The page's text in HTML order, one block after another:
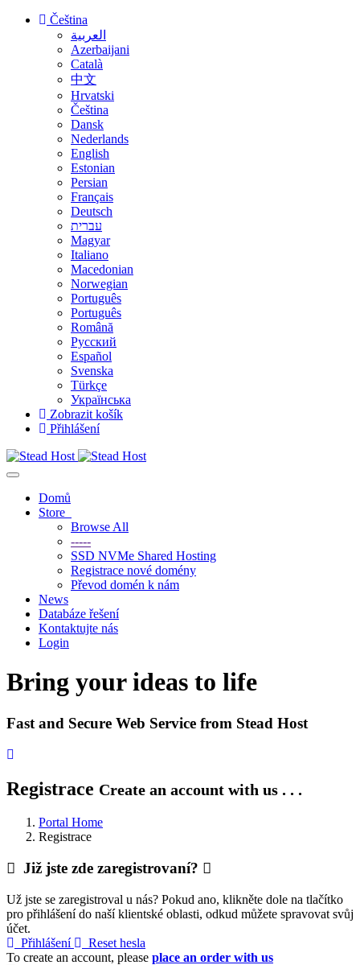
Čeština
العربية
Azerbaijani
Català
中文
Hrvatski
Čeština
Dansk
Nederlands
English
Estonian
Persian
Français
Deutsch
עברית
Magyar
Italiano
Macedonian
Norwegian
Português
Português
Română
Русский
Español
Svenska
Türkçe
Українська
Zobrazit košík
Přihlášení
Toggle
navigationDomů
Store
Browse All
-----
SSD NVMe Shared Hosting
Registrace nové domény
Převod domén k nám
News
Databáze řešení
Kontaktujte nás
Login
Bring your ideas to life
Fast and Secure Web Service from Stead Host
Registrace Create an account with us . . .
Portal Home
Registrace
Již jste zde zaregistrovaní?
Už jste se zaregistroval u nás? Pokud ano, klikněte dole na tlačítko
pro přihlášení do naší klientské oblasti, odkud můžete spravovat svůj
účet.
Přihlášení
Reset hesla
To create an account, please place an order with us